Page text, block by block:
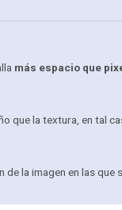
más espacio que
que la textura, en tal
la imagen en las que